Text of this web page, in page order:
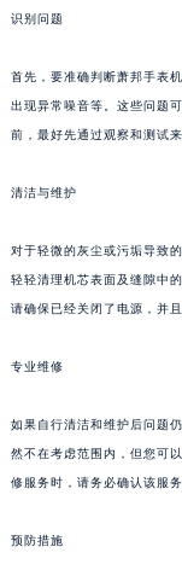
识别问题
首先，要准确判断萧邦手表
出现异常噪音等。这些问题
前，最好先通过观察和测试
清洁与维护
对于轻微的灰尘或污垢导致
轻轻清理机芯表面及缝隙中
请确保已经关闭了电源，并
专业维修
如果自行清洁和维护后问题
然不在考虑范围内，但您可
修服务时，请务必确认该服
预防措施